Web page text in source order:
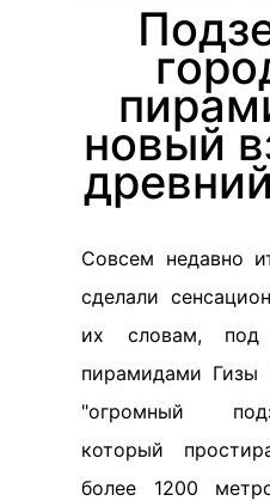
новый
Совсем недавно
сделали
их словам, под
пирамидами Гизы
"огромный
который
более 1200